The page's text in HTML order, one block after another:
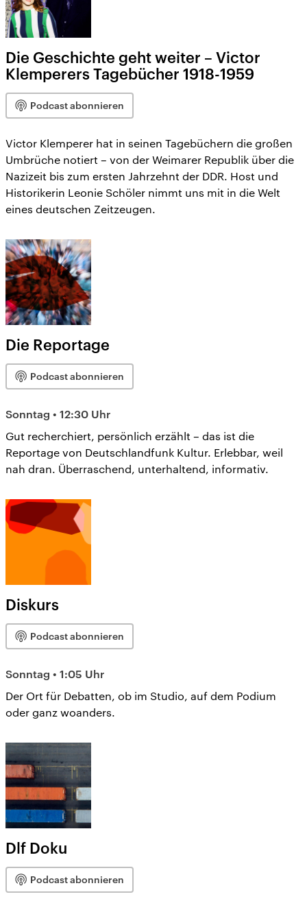
Die Geschichte geht weiter – Victor
Klemperers Tagebücher 1918-1959
Podcast abonnieren
Victor Klemperer hat in seinen Tagebüchern die großen
Umbrüche notiert – von der Weimarer Republik über die
Nazizeit bis zum ersten Jahrzehnt der DDR. Host und
Historikerin Leonie Schöler nimmt uns mit in die Welt
eines deutschen Zeitzeugen.
Die Reportage
Podcast abonnieren
Sonntag • 12:30 Uhr
Gut recherchiert, persönlich erzählt – das ist die
Reportage von Deutschlandfunk Kultur. Erlebbar, weil
nah dran. Überraschend, unterhaltend, informativ.
Diskurs
Podcast abonnieren
Sonntag • 1:05 Uhr
Der Ort für Debatten, ob im Studio, auf dem Podium
oder ganz woanders.
Dlf Doku
Podcast abonnieren